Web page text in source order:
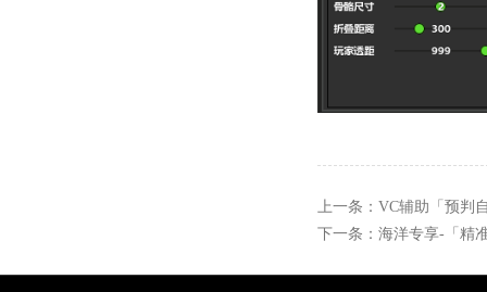
上一条： VC辅助「预判
下一条： 海洋专享-「精